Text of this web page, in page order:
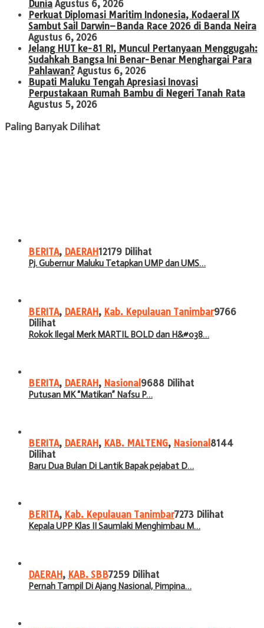
Dunia Agustus 6, 2026
Perkuat Diplomasi Maritim Indonesia, Kodaeral IX
Sambut Sail Darwin–Banda Race 2026 di Banda Neira
Agustus 6, 2026
Jelang HUT ke-81 RI, Muncul Pertanyaan Menggugah:
Sudahkah Bangsa Ini Benar-Benar Menghargai Para
Pahlawan? Agustus 6, 2026
Bupati Maluku Tengah Apresiasi Inovasi
Perpustakaan Rumah Bambu di Negeri Tanah Rata
Agustus 5, 2026
Paling Banyak Dilihat
BERITA, DAERAH12179 Dilihat
Pj. Gubernur Maluku Tetapkan UMP dan UMS…
BERITA, DAERAH, Kab. Kepulauan Tanimbar9766
Dilihat
Rokok Ilegal Merk MARTIL BOLD dan H&#038…
BERITA, DAERAH, Nasional 9688 Dilihat
Putusan MK “Matikan” Nafsu P…
BERITA, DAERAH, KAB. MALTENG, Nasional 8144
Dilihat
Baru Dua Bulan Di Lantik Bapak pejabat D…
BERITA, Kab. Kepulauan Tanimbar7273 Dilihat
Kepala UPP Klas II Saumlaki Menghimbau M…
DAERAH, KAB. SBB7259 Dilihat
Pernah Tampil Di Ajang Nasional, Pimpina…